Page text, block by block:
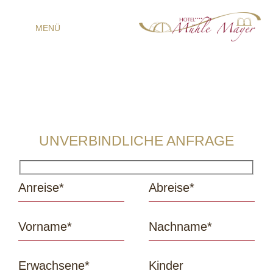
MENÜ
UNVERBINDLICHE ANFRAGE